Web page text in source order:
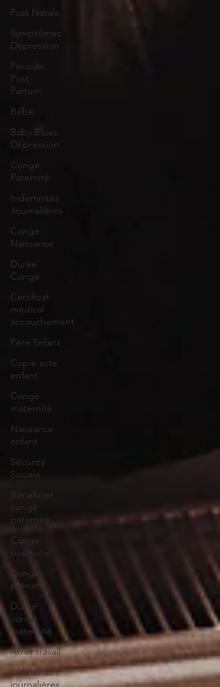
Post Natale
Symptômes
Dépression
Période
Post
Partum
Bébé
Baby Blues
Dépression
Congé
Paternité
Indemnités
Journalières
Congé
Naissance
Durée
Congé
Certificat
médical
accouchement
Père Enfant
Copie acte
enfant
Congé
maternité
Naissance
enfant
Sécurité
Sociale
Bénéficier
congé
paternité
Congé
postnatal
Congé
prénatal
Durée
congé
maternité
Arrêt travail
Indemnités
journalières